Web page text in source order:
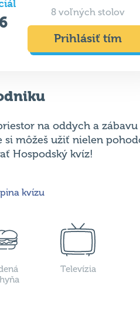
8 voľných stolov
Prihlásiť tím
na oddych a
si môžeš užiť nielen
Hospodský kvíz!
kvízu
Televízia